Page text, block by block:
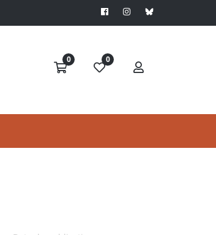
0 0